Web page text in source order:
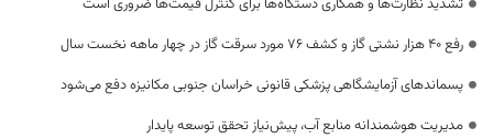
تشدید نظارت‌ها و همکاری دستگاه‌ها برای کنترل قیمت‌ها ضروری است
رفع 40 هزار نشتی گاز و کشف 76 مورد سرقت گاز در چهار ماهه نخست سال
پسماندهای آزمایشگاهی پزشکی قانونی خراسان جنوبی مکانیزه دفع می‌شود
مدیریت هوشمندانه منابع آب، پیش‌نیاز تحقق توسعه پایدار